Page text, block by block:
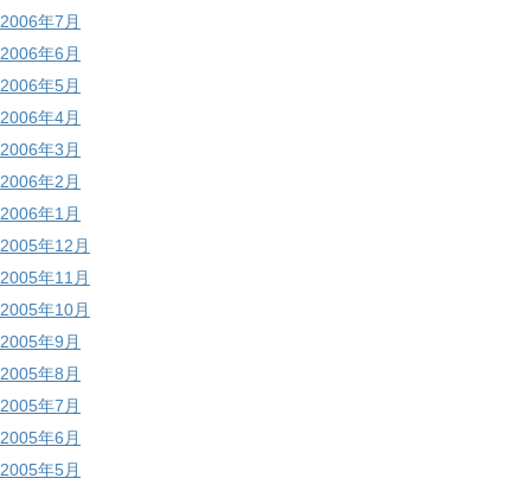
2006年7月
2006年6月
2006年5月
2006年4月
2006年3月
2006年2月
2006年1月
2005年12月
2005年11月
2005年10月
2005年9月
2005年8月
2005年7月
2005年6月
2005年5月